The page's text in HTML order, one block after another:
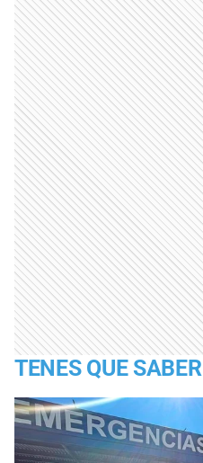
TENES QUE SABER